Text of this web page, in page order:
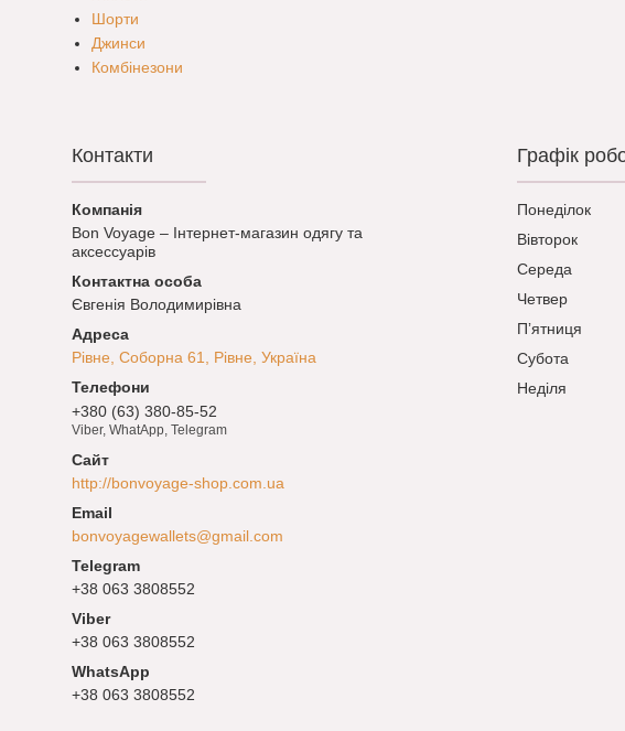
Шорти
Джинси
Комбінезони
Контакти
Bon Voyage – Інтернет-магазин одягу та
аксессуарів
Євгенія Володимирівна
Рівне, Соборна 61, Рівне, Україна
+380 (63) 380-85-52
Viber, WhatApp, Telegram
http://bonvoyage-shop.com.ua
bonvoyagewallets@gmail.com
+38 063 3808552
+38 063 3808552
+38 063 3808552
Графік
Понеділок
Вівторок
Середа
Четвер
Пʼятниця
Субота
Неділя